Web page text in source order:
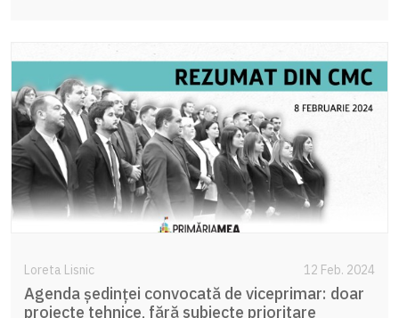
Loreta Lisnic 12 Feb. 2024
Agenda ședinței convocată de viceprimar: doar
proiecte tehnice, fără subiecte prioritare